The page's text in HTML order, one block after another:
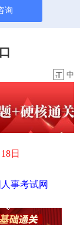
询
中
日
事考试网